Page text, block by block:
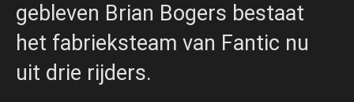
gebleven Brian Bogers bestaat
het fabrieksteam van Fantic nu
uit drie rijders.